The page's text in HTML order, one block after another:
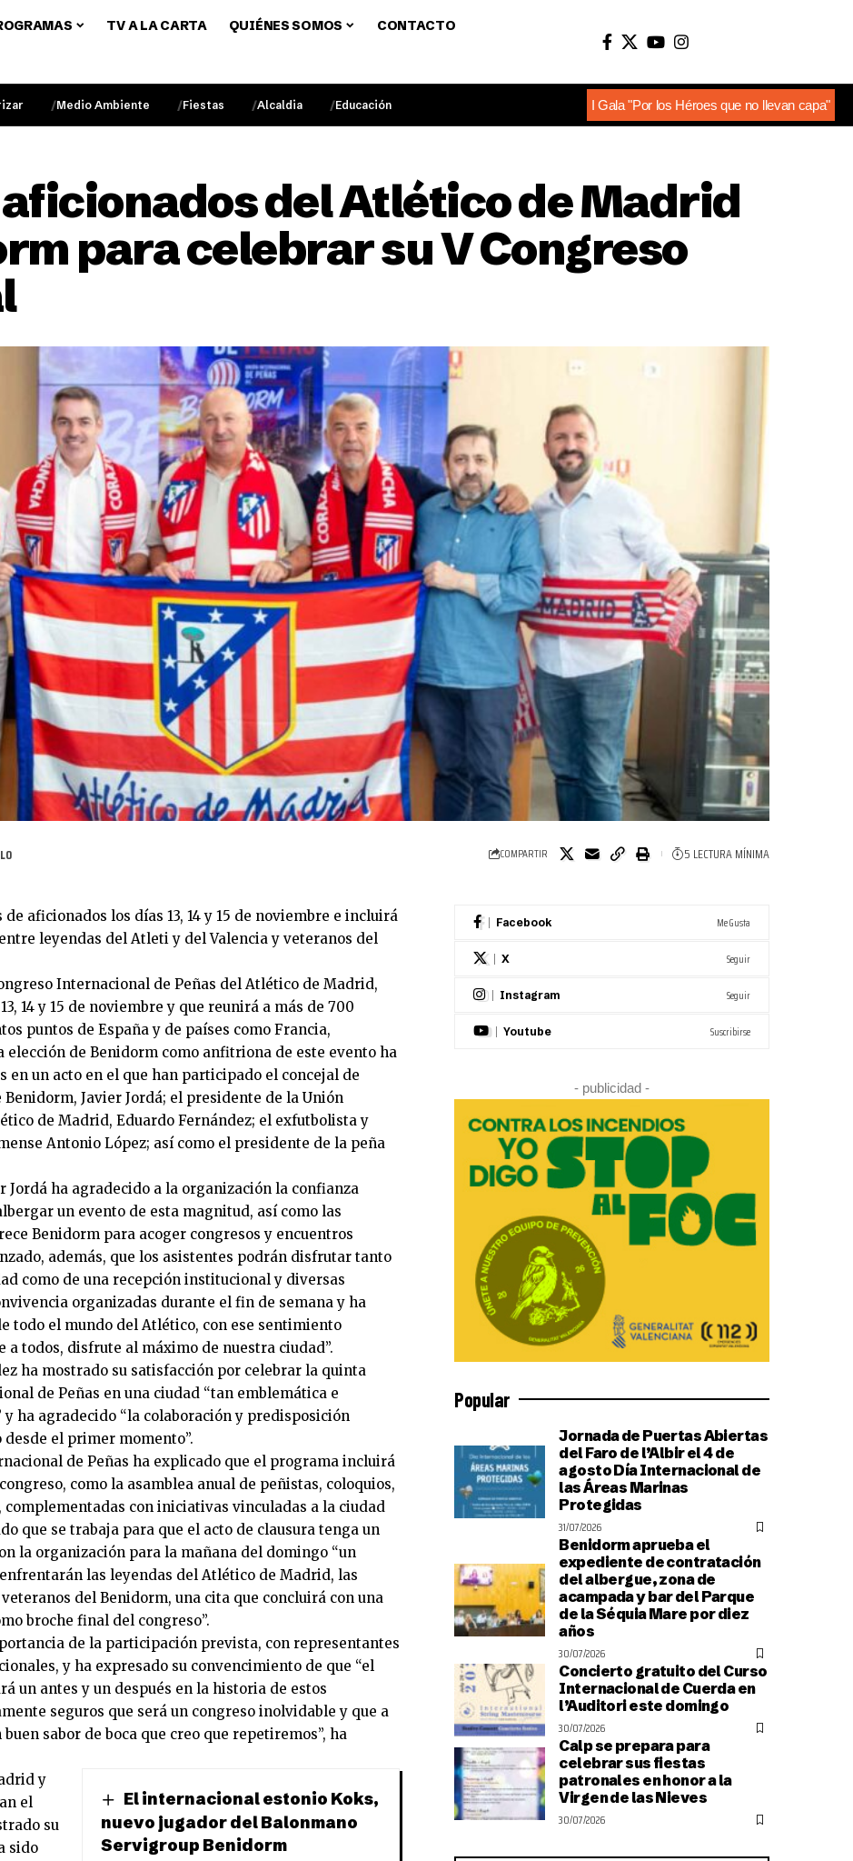
TV A LA CARTA QUIÉNES SOMOS CONTACTO
Medio Ambiente Fiestas Alcaldia Educación I Gala "Por los Héroes que no llevan capa"
aficionados del Atlético de Madrid
para celebrar su V Congreso
COMPARTIR 5 LECTURA MÍNIMA
aficionados los días 13, 14 y 15 de noviembre e incluirá
leyendas del Atleti y del Valencia y veteranos del
Internacional de Peñas del Atlético de Madrid,
14 y 15 de noviembre y que reunirá a más de 700
puntos de España y de países como Francia,
elección de Benidorm como anfitriona de este evento ha
en un acto en el que han participado el concejal de
Javier Jordá; el presidente de la Unión
de Madrid, Eduardo Fernández; el exfutbolista y
Antonio López; así como el presidente de la peña
Jordá ha agradecido a la organización la confianza
un evento de esta magnitud, así como las
Benidorm para acoger congresos y encuentros
además, que los asistentes podrán disfrutar tanto
como de una recepción institucional y diversas
organizadas durante el fin de semana y ha
todo el mundo del Atlético, con ese sentimiento
a todos, disfrute al máximo de nuestra ciudad”.
ha mostrado su satisfacción por celebrar la quinta
de Peñas en una ciudad “tan emblemática e
ha agradecido “la colaboración y predisposición
el primer momento”.
de Peñas ha explicado que el programa incluirá
como la asamblea anual de peñistas, coloquios,
con iniciativas vinculadas a la ciudad
que se trabaja para que el acto de clausura tenga un
la organización para la mañana del domingo “un
las leyendas del Atlético de Madrid, las
del Benidorm, una cita que concluirá con una
broche final del congreso”.
de la participación prevista, con representantes
y ha expresado su convencimiento de que “el
un antes y un después en la historia de estos
seguros que será un congreso inolvidable y que a
sabor de boca que creo que repetiremos”, ha
El internacional estonio Koks,
nuevo jugador del Balonmano
Servigroup Benidorm
y
el
su
sido
Facebook Me Gusta
X Seguir
Instagram Seguir
Youtube Suscribirse
- publicidad -
Popular
Jornada de Puertas Abiertas
del Faro de l’Albir el 4 de
agosto Día Internacional de
las Áreas Marinas
Protegidas
31/07/2026
Benidorm aprueba el
expediente de contratación
del albergue, zona de
acampada y bar del Parque
de la Séquia Mare por diez
años
30/07/2026
Concierto gratuito del Curso
Internacional de Cuerda en
l’Auditori este domingo
30/07/2026
Calp se prepara para
celebrar sus fiestas
patronales en honor a la
Virgen de las Nieves
30/07/2026